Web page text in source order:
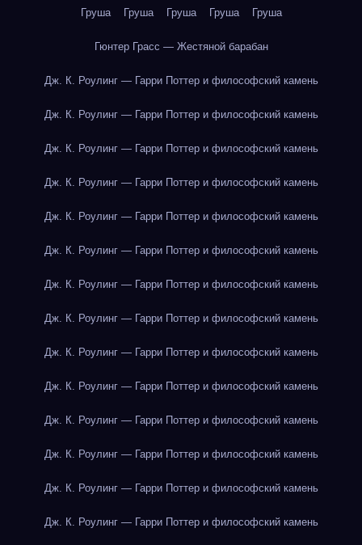
Груша Груша Груша Груша Груша
Гюнтер Грасс — Жестяной барабан
Дж. К. Роулинг — Гарри Поттер и философский камень
Дж. К. Роулинг — Гарри Поттер и философский камень
Дж. К. Роулинг — Гарри Поттер и философский камень
Дж. К. Роулинг — Гарри Поттер и философский камень
Дж. К. Роулинг — Гарри Поттер и философский камень
Дж. К. Роулинг — Гарри Поттер и философский камень
Дж. К. Роулинг — Гарри Поттер и философский камень
Дж. К. Роулинг — Гарри Поттер и философский камень
Дж. К. Роулинг — Гарри Поттер и философский камень
Дж. К. Роулинг — Гарри Поттер и философский камень
Дж. К. Роулинг — Гарри Поттер и философский камень
Дж. К. Роулинг — Гарри Поттер и философский камень
Дж. К. Роулинг — Гарри Поттер и философский камень
Дж. К. Роулинг — Гарри Поттер и философский камень